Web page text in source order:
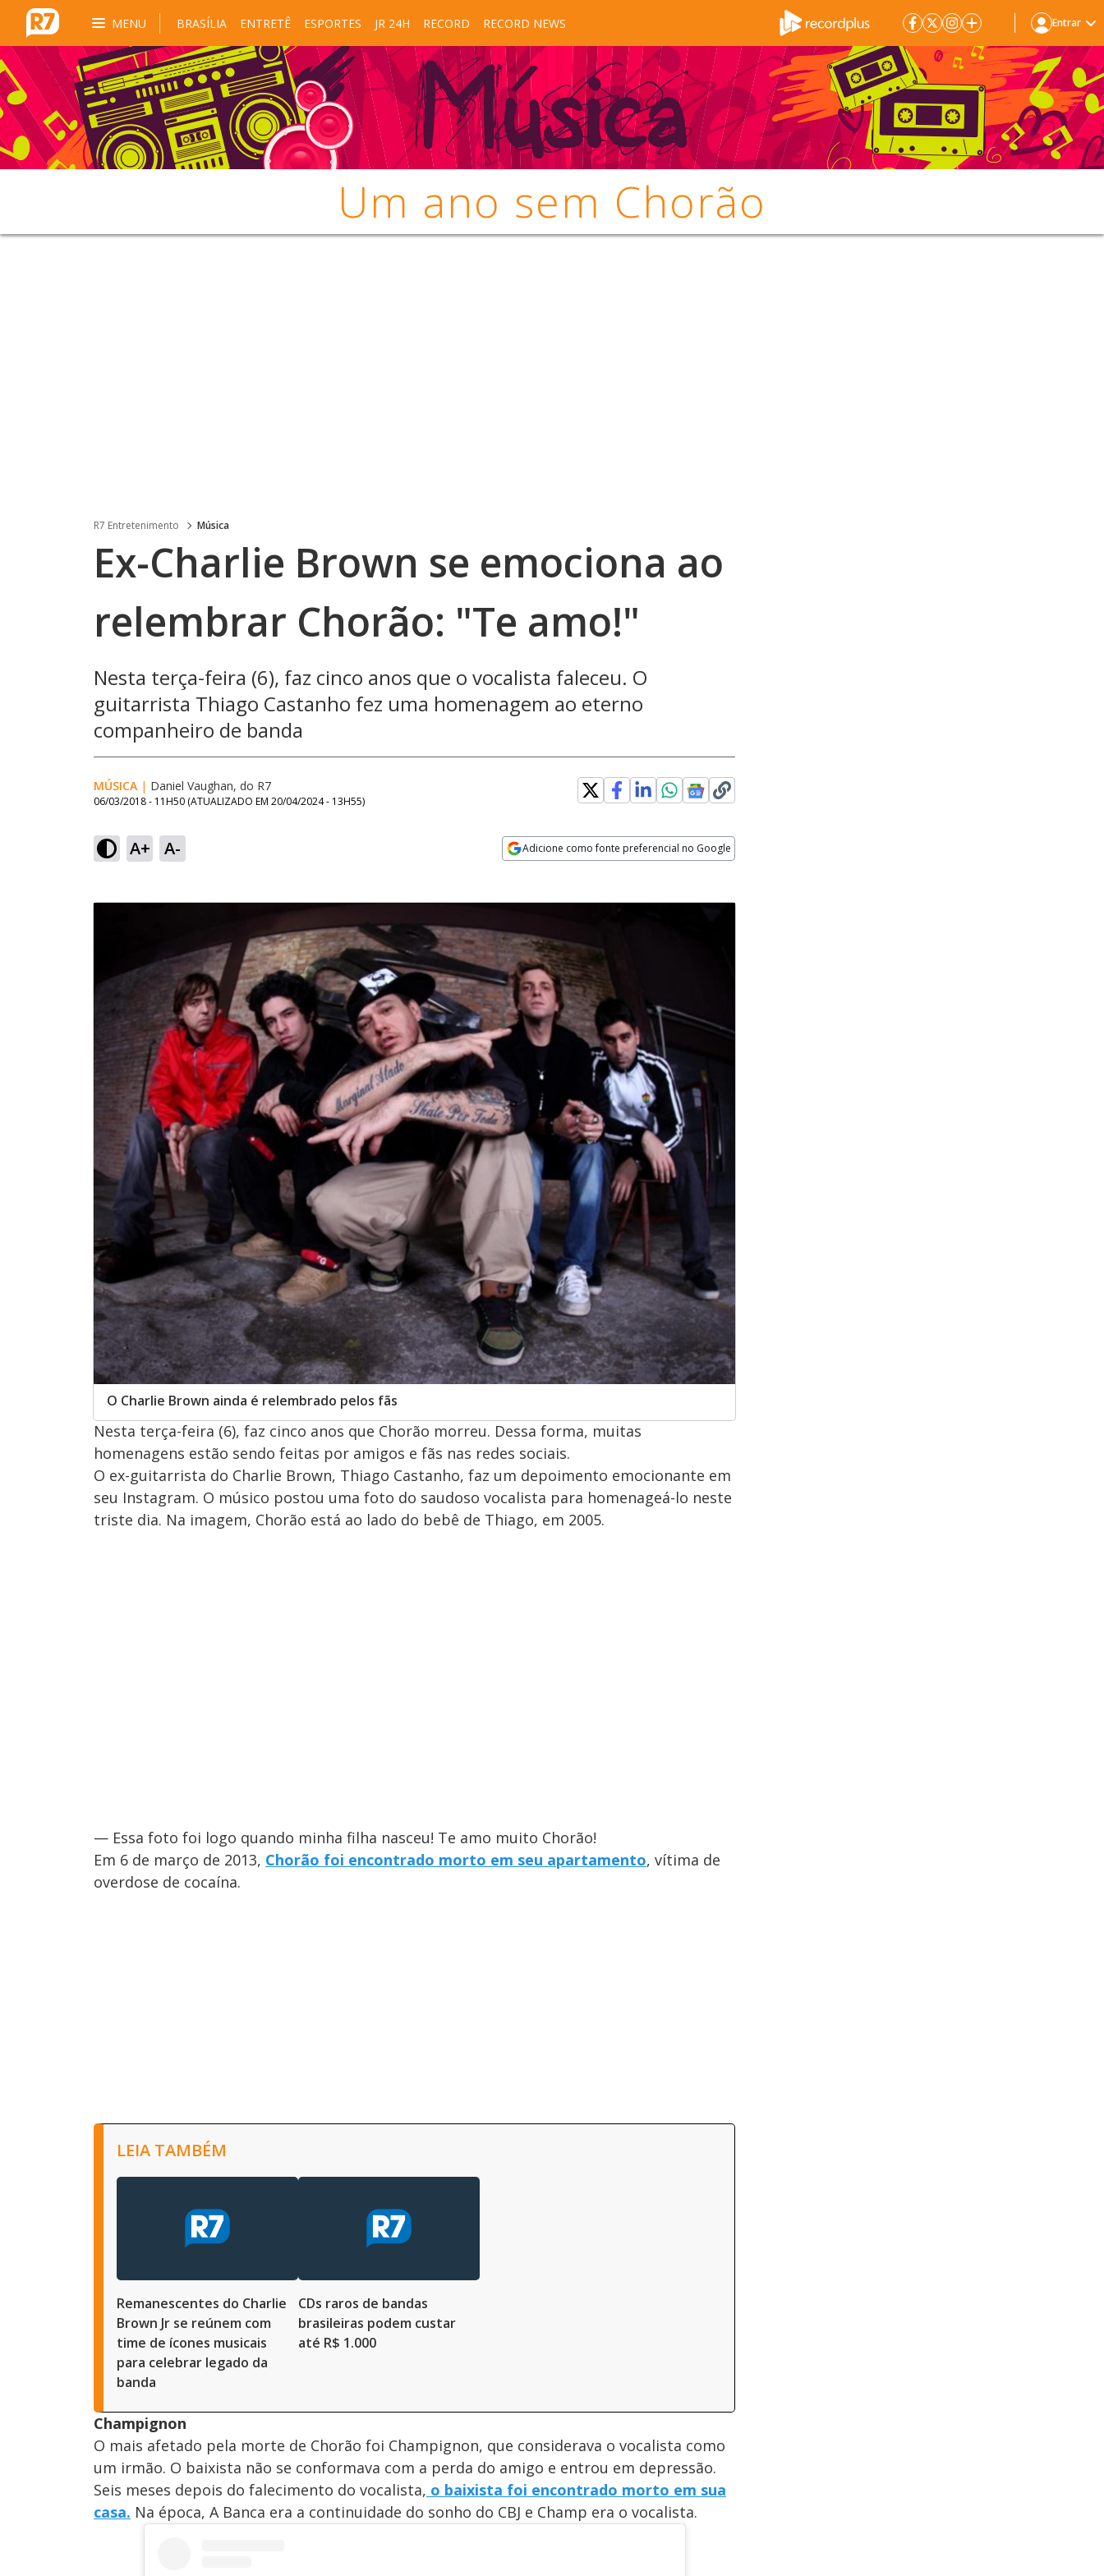
MENU BRASÍLIA ENTRETÊ ESPORTES JR 24H RECORD RECORD NEWS Entrar
Um ano sem Chorão
R7 Entretenimento Música
Ex-Charlie Brown se emociona ao
relembrar Chorão: "Te amo!"
Nesta terça-feira (6), faz cinco anos que o vocalista faleceu. O
guitarrista Thiago Castanho fez uma homenagem ao eterno
companheiro de banda
MÚSICA | Daniel Vaughan, do R7
06/03/2018 - 11H50 (ATUALIZADO EM 20/04/2024 - 13H55)
A+ A- Adicione como fonte preferencial no Google
O Charlie Brown ainda é relembrado pelos fãs
Nesta terça-feira (6), faz cinco anos que Chorão morreu. Dessa forma, muitas
homenagens estão sendo feitas por amigos e fãs nas redes sociais.
O ex-guitarrista do Charlie Brown, Thiago Castanho, faz um depoimento emocionante em
seu Instagram. O músico postou uma foto do saudoso vocalista para homenageá-lo neste
triste dia. Na imagem, Chorão está ao lado do bebê de Thiago, em 2005.
— Essa foto foi logo quando minha filha nasceu! Te amo muito Chorão!
Em 6 de março de 2013, Chorão foi encontrado morto em seu apartamento, vítima de
overdose de cocaína.
LEIA TAMBÉM
Remanescentes do Charlie
Brown Jr se reúnem com
time de ícones musicais
para celebrar legado da
banda
CDs raros de bandas
brasileiras podem custar
até R$ 1.000
Champignon
O mais afetado pela morte de Chorão foi Champignon, que considerava o vocalista como
um irmão. O baixista não se conformava com a perda do amigo e entrou em depressão.
Seis meses depois do falecimento do vocalista, o baixista foi encontrado morto em sua
casa. Na época, A Banca era a continuidade do sonho do CBJ e Champ era o vocalista.